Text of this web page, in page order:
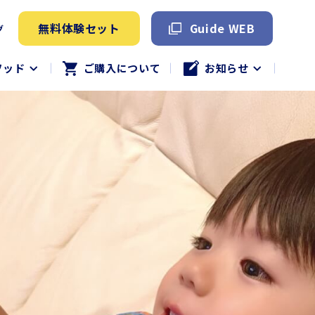
無料体験セット Guide WEB
ド ご購入について お知らせ